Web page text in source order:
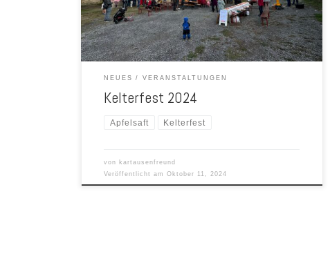
NEUES VERANSTALTUNGEN
Kelterfest 2024
Apfelsaft Kelterfest
von kartausenfreund
Veröffentlicht amOktober 11, 2024